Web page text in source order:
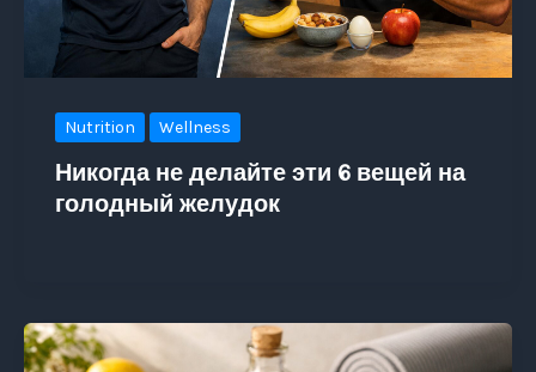
Nutrition Wellness
Никогда не делайте эти 6 вещей на
голодный желудок